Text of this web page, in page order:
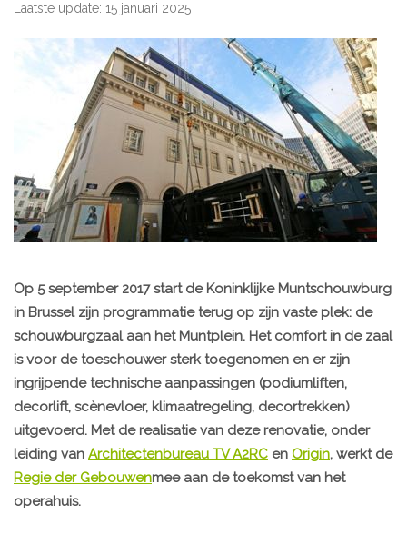
Laatste update: 15 januari 2025
Op 5 september 2017 start de Koninklijke Muntschouwburg
in Brussel zijn programmatie terug op zijn vaste plek: de
schouwburgzaal aan het Muntplein. Het comfort in de zaal
is voor de toeschouwer sterk toegenomen en er zijn
ingrijpende technische aanpassingen (podiumliften,
decorlift, scènevloer, klimaatregeling, decortrekken)
uitgevoerd. Met de realisatie van deze renovatie, onder
leiding van Architectenbureau TV A2RC en Origin, werkt de
Regie der Gebouwenmee aan de toekomst van het
operahuis.